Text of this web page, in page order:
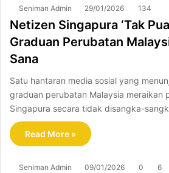
Seniman Admin 29/01/2026 134
Netizen Singapura ‘Tak
Graduan Perubatan
Sana
Satu hantaran media sosial yang
graduan perubatan Malaysia meraikan
Singapura secara tidak disangka-
Read More »
Seniman Admin 09/01/2026 0 6